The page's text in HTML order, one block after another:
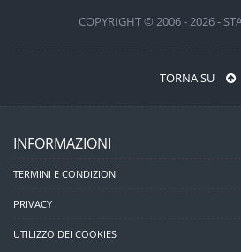
COPYRIGHT © 2006 - 2026 -
TORNA SU
INFORMAZIONI
TERMINI E CONDIZIONI
PRIVACY
UTILIZZO DEI COOKIES